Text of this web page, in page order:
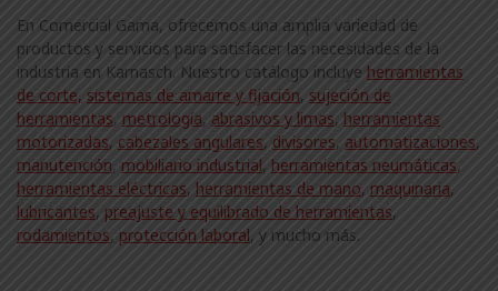
En Comercial Gama, ofrecemos una amplia variedad de
productos y servicios para satisfacer las necesidades de la
industria en Karnasch. Nuestro catálogo incluye herramientas
de corte, sistemas de amarre y fijación, sujeción de
herramientas, metrología, abrasivos y limas, herramientas
motorizadas, cabezales angulares, divisores, automatizaciones,
manutención, mobiliario industrial, herramientas neumáticas,
herramientas eléctricas, herramientas de mano, maquinaria,
lubricantes, preajuste y equilibrado de herramientas,
rodamientos, protección laboral, y mucho más.